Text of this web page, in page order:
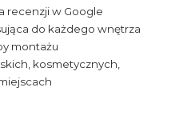
recenzji w Google
do każdego wnętrza
montażu
kosmetycznych,